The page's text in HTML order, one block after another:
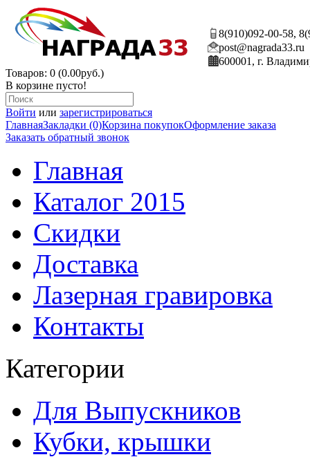
8(910)092-00-58,
post@nagrada33.ru
600001, г.
Товаров: 0 (0.00руб.)
В корзине пусто!
Войти или зарегистрироваться
ГлавнаяЗакладки (0)Корзина покупокОформление заказа
Заказать обратный звонок
Главная
Каталог 2015
Скидки
Доставка
Лазерная гравировка
Контакты
Категории
Для Выпускников
Кубки, крышки